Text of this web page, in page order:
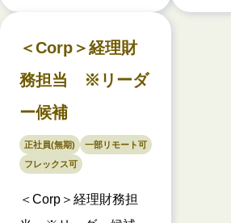
＜Corp＞経理財
務担当 ※リーダ
ー候補
正社員(無期)
一部リモート可
フレックス可
＜Corp＞経理財務担